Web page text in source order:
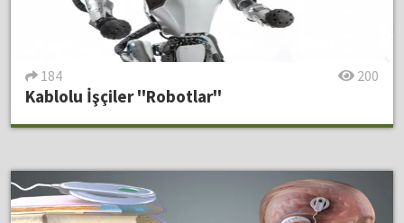
184 200
Kablolu İşçiler ''Robotlar''